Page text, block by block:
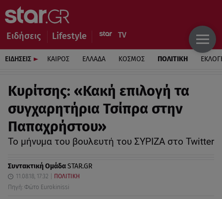
Ειδήσεις Lifestyle
ΕΙΔΗΣΕΙΣ ΚΑΙΡΟΣ ΕΛΛΑΔΑ ΚΟΣΜΟΣ ΠΟΛΙΤΙΚΗ
Κυρίτσης: «Κακή επιλογή τα
συγχαρητήρια Τσίπρα στην
Παπαχρήστου»
Το μήνυμα του βουλευτή του ΣΥΡΙΖΑ στο Twitter
Συντακτική ΟμάδαSTAR.GR
11.08.18, 17:32
ΠΟΛΙΤΙΚΗ
Πηγή: Φώτο Eurokinissi